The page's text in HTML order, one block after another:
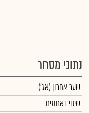
נתוני מסחר
שער אחרון (אג')
שינוי באחוזים